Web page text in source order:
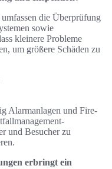
die Überprüfung
sowie
kleinere Probleme
um größere Schäden zu
Alarmanlagen und Fire-
und Besucher zu
erbringt ein